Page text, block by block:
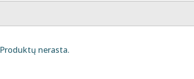
Produktų nerasta.